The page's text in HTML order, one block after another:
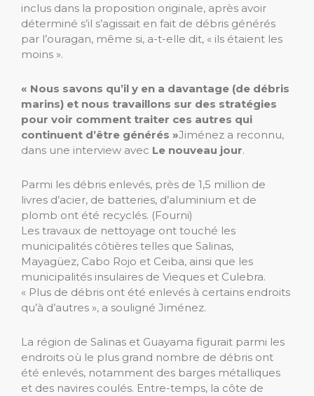
inclus dans la proposition originale, après avoir
déterminé s’il s’agissait en fait de débris générés
par l’ouragan, même si, a-t-elle dit, « ils étaient les
moins ».
« Nous savons qu’il y en a davantage (de débris
marins) et nous travaillons sur des stratégies
pour voir comment traiter ces autres qui
continuent d’être générés »Jiménez a reconnu,
dans une interview avec Le nouveau jour.
Parmi les débris enlevés, près de 1,5 million de
livres d’acier, de batteries, d’aluminium et de
plomb ont été recyclés. (Fourni)
Les travaux de nettoyage ont touché les
municipalités côtières telles que Salinas,
Mayagüez, Cabo Rojo et Ceiba, ainsi que les
municipalités insulaires de Vieques et Culebra.
« Plus de débris ont été enlevés à certains endroits
qu’à d’autres », a souligné Jiménez.
La région de Salinas et Guayama figurait parmi les
endroits où le plus grand nombre de débris ont
été enlevés, notamment des barges métalliques
et des navires coulés. Entre-temps, la côte de